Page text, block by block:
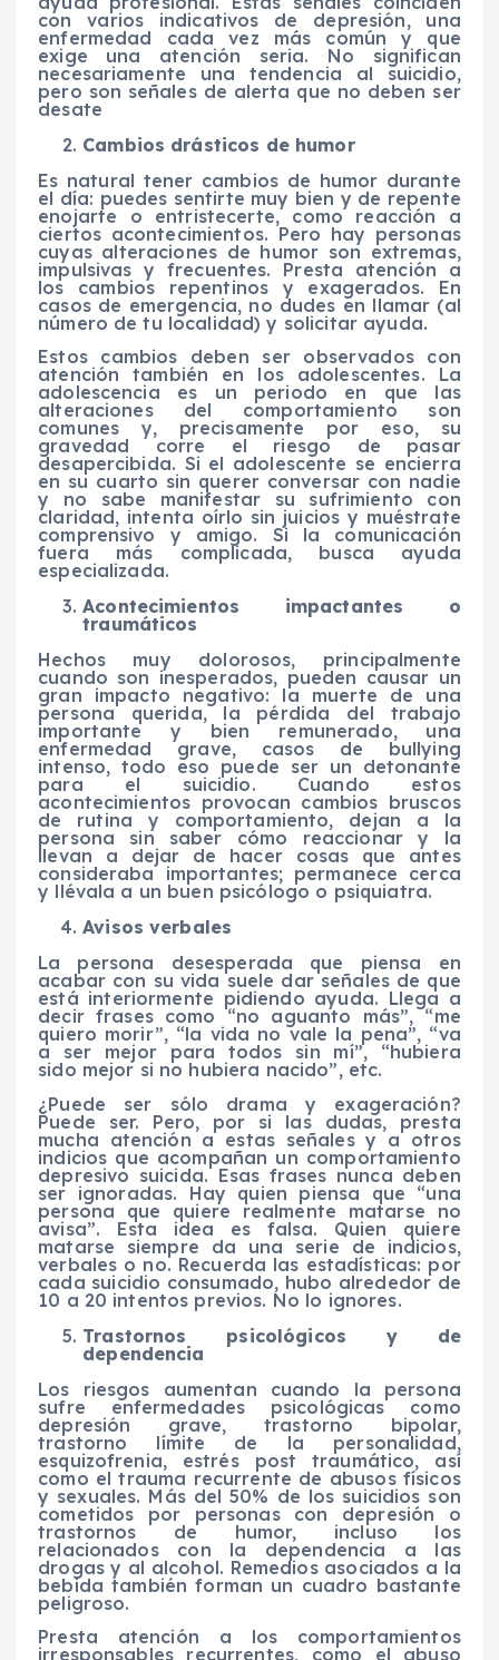
con varios indicativos de depresión, una
enfermedad cada vez más común y que
exige una atención seria. No significan
necesariamente una tendencia al suicidio,
pero son señales de alerta que no deben ser
desate
Cambios drásticos de humor
Es natural tener cambios de humor durante
el día: puedes sentirte muy bien y de repente
enojarte o entristecerte, como reacción a
ciertos acontecimientos. Pero hay personas
cuyas alteraciones de humor son extremas,
impulsivas y frecuentes. Presta atención a
los cambios repentinos y exagerados. En
casos de emergencia, no dudes en llamar (al
número de tu localidad) y solicitar ayuda.
Estos cambios deben ser observados con
atención también en los adolescentes. La
adolescencia es un periodo en que las
alteraciones del comportamiento son
comunes y, precisamente por eso, su
gravedad corre el riesgo de pasar
desapercibida. Si el adolescente se encierra
en su cuarto sin querer conversar con nadie
y no sabe manifestar su sufrimiento con
claridad, intenta oírlo sin juicios y muéstrate
comprensivo y amigo. Si la comunicación
fuera más complicada, busca ayuda
especializada.
Acontecimientos impactantes o
traumáticos
Hechos muy dolorosos, principalmente
cuando son inesperados, pueden causar un
gran impacto negativo: la muerte de una
persona querida, la pérdida del trabajo
importante y bien remunerado, una
enfermedad grave, casos de bullying
intenso, todo eso puede ser un detonante
para el suicidio. Cuando estos
acontecimientos provocan cambios bruscos
de rutina y comportamiento, dejan a la
persona sin saber cómo reaccionar y la
llevan a dejar de hacer cosas que antes
consideraba importantes; permanece cerca
y llévala a un buen psicólogo o psiquiatra.
Avisos verbales
La persona desesperada que piensa en
acabar con su vida suele dar señales de que
está interiormente pidiendo ayuda. Llega a
decir frases como “no aguanto más”, “me
quiero morir”, “la vida no vale la pena”, “va
a ser mejor para todos sin mí”, “hubiera
sido mejor si no hubiera nacido”, etc.
¿Puede ser sólo drama y exageración?
Puede ser. Pero, por si las dudas, presta
mucha atención a estas señales y a otros
indicios que acompañan un comportamiento
depresivo suicida. Esas frases nunca deben
ser ignoradas. Hay quien piensa que “una
persona que quiere realmente matarse no
avisa”. Esta idea es falsa. Quien quiere
matarse siempre da una serie de indicios,
verbales o no. Recuerda las estadísticas: por
cada suicidio consumado, hubo alrededor de
10 a 20 intentos previos. No lo ignores.
Trastornos psicológicos y de
dependencia
Los riesgos aumentan cuando la persona
sufre enfermedades psicológicas como
depresión grave, trastorno bipolar,
trastorno límite de la personalidad,
esquizofrenia, estrés post traumático, así
como el trauma recurrente de abusos físicos
y sexuales. Más del 50% de los suicidios son
cometidos por personas con depresión o
trastornos de humor, incluso los
relacionados con la dependencia a las
drogas y al alcohol. Remedios asociados a la
bebida también forman un cuadro bastante
peligroso.
Presta atención a los comportamientos
irresponsables recurrentes, como el abuso